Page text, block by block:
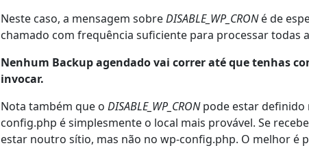
Neste caso, a mensagem sobreDISABLE_WP_CRONé de
chamado com frequência suficiente para processar todas
Nenhum Backup agendado vai correr até que tenhas
invocar.
Nota também que oDISABLE_WP_CRONpode estar definido
config.php é simplesmente o local mais provável. Se
estar noutro sítio, mas não no wp-config.php. O melhor é